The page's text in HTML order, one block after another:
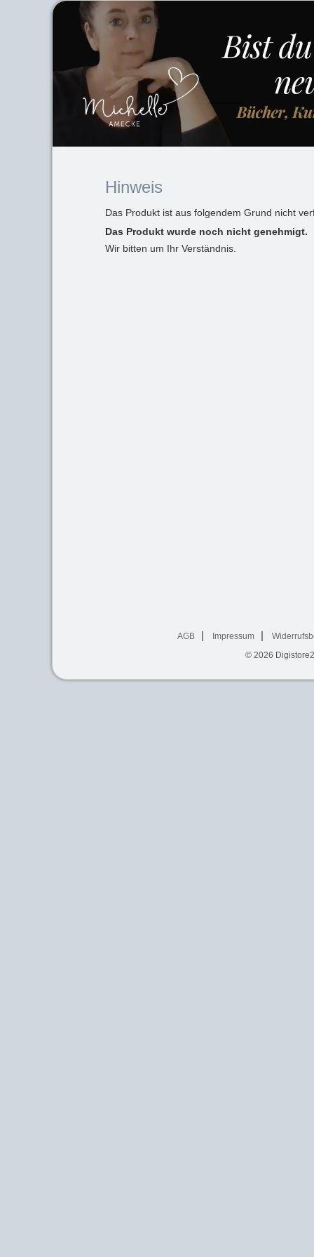
Hinweis
Das Produkt ist aus folgendem Grund nicht
Das Produkt wurde noch nicht genehmigt.
Wir bitten um Ihr Verständnis.
AGB Impressum
© 2026